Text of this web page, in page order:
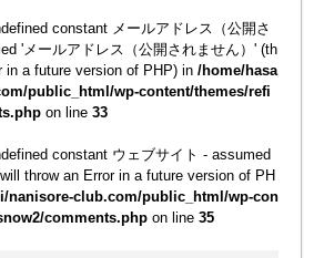
constant メールアドレス（公開さ
'メールアドレス（公開されません）' (th
in a future version of PHP) in /home/hasa
public_html/wp-content/themes/refi
on line 33
constant ウェブサイト - assumed
throw an Error in a future version of PH
nanisore-club.com/public_html/wp-con
comments.php on line 35